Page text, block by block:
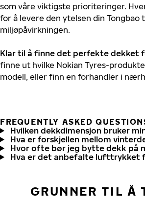
som våre viktigste prioriteringer.
for å levere den ytelsen din
miljøpåvirkningen.
Klar til å finne det perfekte dekket
finne ut hvilke Nokian Tyres-
modell, eller finn en forhandler i
FREQUENTLY ASKED
Hvilken dekkdimensjon bruker
Hva er forskjellen mellom
Hvor ofte bør jeg bytte dekk på
Hva er det anbefalte lufttrykket
GRUNNER TIL Å